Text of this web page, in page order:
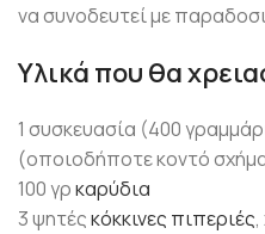
να συνοδευτεί με
Υλικά που θα
1 συσκευασία (400
(οποιοδήποτε κοντό
100 γρκαρύδια
3 ψητέςκόκκινες πιπεριές,